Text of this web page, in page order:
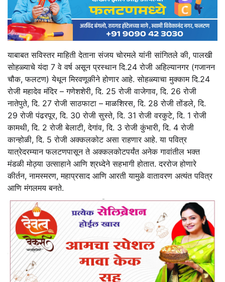
याबाबत सविस्तर माहिती देताना संजय चोरमले यांनी सांगितले की, पालखी
सोहळ्याचे यंदा 7 वे वर्ष असून प्रस्थान दि.24 रोजी अहिल्यानगर (गजानन
चौक, फलटण) येथून मिरवणूकीने होणार आहे. सोहळ्याचा मुक्काम दि.24
रोजी महादेव मंदिर – गणेशशेरी, दि. 25 रोजी वाजेगाव, दि. 26 रोजी
नातेपुते, दि. 27 रोजी साठफाटा – माळशिरस, दि. 28 रोजी तोंडले, दि.
29 रोजी पंढरपूर, दि. 30 रोजी सुस्ते, दि. 31 रोजी वरकुटे, दि. 1 रोजी
कामथी, दि. 2 रोजी बेलाटी, देगांव, दि. 3 रोजी कुंभारी, दि. 4 रोजी
कान्होळी, दि. 5 रोजी अक्कलकोट असा राहणार आहे. या पवित्र
यात्रेदरम्यान फलटणपासून ते अक्कलकोटपर्यंत अनेक गावांतील भक्त
मंडळी मोठ्या उत्साहाने आणि श्रध्देने सहभागी होतात. दररोज होणारे
कीर्तन, नामस्मरण, महाप्रसाद आणि आरती यामुळे वातावरण अत्यंत पवित्र
आणि मंगलमय बनते.